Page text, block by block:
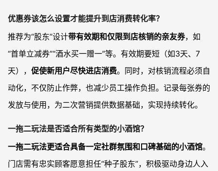
优惠券该怎么设置才能提升到店消费转化率？
推荐为“股东”设计带有效期和仅限到店核销的亲友券，如
“首单立减券”“酒水买一赠一”等。有效期要短（如3天、7
天）， 促使新用户尽快进店消费。同时，对核销流程必须自
动化，不仅防止作弊，也减少员工操作负担。记录每张券的
发放与使用，为二次营销提供数据基础，实现持续转化。
一拖二玩法是否适合所有类型的小酒馆？
一拖二玩法更适合具备一定社群氛围和口碑基础的小酒馆。
门店需有忠实顾客愿意担任“种子股东”，积极驱动身边人入